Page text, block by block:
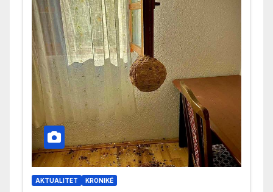
AKTUALITET KRONIKË